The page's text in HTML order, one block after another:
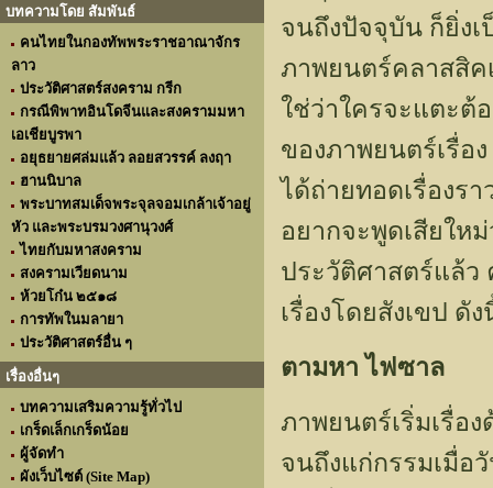
บทความโดย สัมพันธ์
คนไทยในกองทัพพระราชอาณาจักร
ลาว
ประวัติศาสตร์สงคราม กรีก
กรณีพิพาทอินโดจีนและสงครามมหา
เอเชียบูรพา
อยุธยายศล่มแล้ว ลอยสวรรค์ ลงฤา
ฮานนิบาล
พระบาทสมเด็จพระจุลจอมเกล้าเจ้าอยู่
หัว และพระบรมวงศานุวงศ์
ไทยกับมหาสงคราม
สงครามเวียดนาม
ห้วยโก๋น ๒๕๑๘
การทัพในมลายา
ประวัติศาสตร์อื่น ๆ
เรื่องอื่นๆ
บทความเสริมความรู้ทั่วไป
เกร็ดเล็กเกร็ดน้อย
ผู้จัดทำ
ผังเว็บไซต์ (Site Map)
จนถึงปัจจุบัน ก็ยิ่ง
ภาพยนตร์คลาสสิค
ใช่ว่าใครจะแตะต้
ของภาพยนตร์เรื่อง
ได้ถ่ายทอดเรื่องรา
อยากจะพูดเสียให
ประวัติศาสตร์แล้ว
เรื่องโดยสังเขป ดัง
ตามหา ไฟซาล
ภาพยนตร์เริ่มเรื่อ
จนถึงแก่กรรมเมื่อ